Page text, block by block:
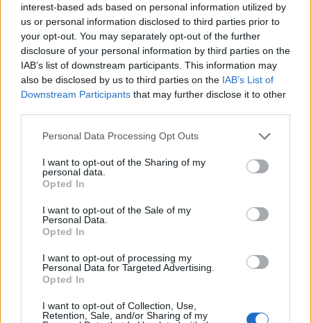
interest-based ads based on personal information utilized by
us or personal information disclosed to third parties prior to
your opt-out. You may separately opt-out of the further
disclosure of your personal information by third parties on the
IAB’s list of downstream participants. This information may
also be disclosed by us to third parties on the IAB’s List of
Downstream Participants that may further disclose it to other
Personal Data Processing Opt Outs
I want to opt-out of the Sharing of my
personal data.
Opted In
I want to opt-out of the Sale of my
Personal Data.
Opted In
I want to opt-out of processing my
Personal Data for Targeted Advertising.
Opted In
I want to opt-out of Collection, Use,
Retention, Sale, and/or Sharing of my
sokmilliós nézettséget generáló videóiban
leleplező, az ellenzéki választókat hatékonyan
mobilizálni tudó politikust a korábbi felfüggesztett
börtönbüntetések, 15 napig tartó letartóztatások
után most már tényleg hosszabb időre rács mögé
küldik, ami legalább a szeptemberi parlamenti
választásokig eltarthat. Feltéve, hogy a tervek
szerint jövő hétvégén folytatódó tüntetések nem
Sok tízezren vonultak utcára tegnap Oroszország-szerte
követelve. Az utóbbi évek legnagyobb nem engedélyezett
tüntetéssorozatán – amely az ország több mint 100
összességében 110 ezren vettek részt. A Reuters becslése
szerint egyedül Moszkvában mintegy 40 ezren tüntettek...